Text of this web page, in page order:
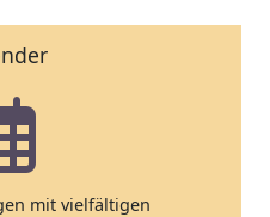
mit vielfältigen